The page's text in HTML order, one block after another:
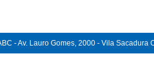
- Av. Lauro Gomes, 2000 - Vila